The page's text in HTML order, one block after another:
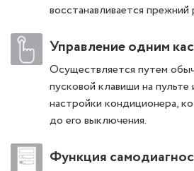
восстанавливается
Управление одним
Осуществляется путем
пусковой клавиши на
настройки кондиционера,
до его выключения.
Функция